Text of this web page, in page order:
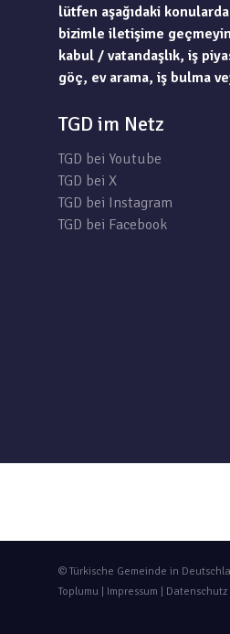
lütfen aşağıdaki
bizimle iletişime
kabul / vatandaşlık, iş
göç, ev arama, iş bulma
TGD im Netz
TGD bei Youtube
TGD bei X
TGD bei Instagram
TGD bei Facebook
© Türkische Gemeinde in
Toplumu | Impressum Datenschutz